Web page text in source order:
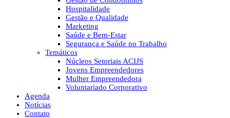
Hospitalidade
Gestão e Qualidade
Marketing
Saúde e Bem-Estar
Segurança e Saúde no Trabalho
Temáticos
Núcleos Setoriais ACIJS
Jovens Empreendedores
Mulher Empreendedora
Voluntariado Corporativo
Agenda
Notícias
Contato